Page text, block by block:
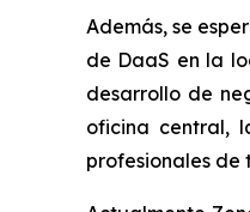
Además, se
de DaaS en la
desarrollo de
oficina central,
profesionales